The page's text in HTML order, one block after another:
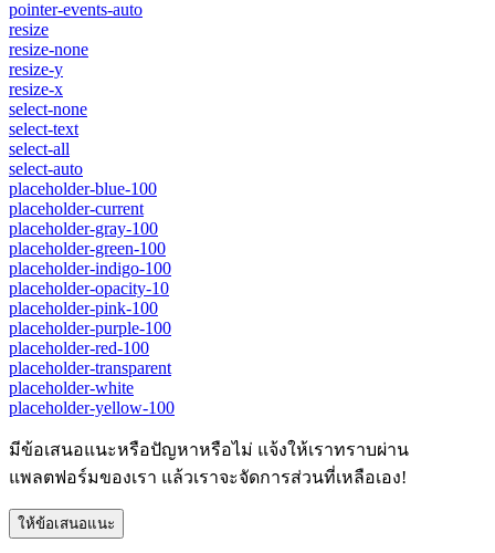
pointer-events-auto
resize
resize-none
resize-y
resize-x
select-none
select-text
select-all
select-auto
placeholder-blue-100
placeholder-current
placeholder-gray-100
placeholder-green-100
placeholder-indigo-100
placeholder-opacity-10
placeholder-pink-100
placeholder-purple-100
placeholder-red-100
placeholder-transparent
placeholder-white
placeholder-yellow-100
มีข้อเสนอแนะหรือปัญหาหรือไม่ แจ้งให้เราทราบผ่าน
แพลตฟอร์มของเรา แล้วเราจะจัดการส่วนที่เหลือเอง!
ให้ข้อเสนอแนะ